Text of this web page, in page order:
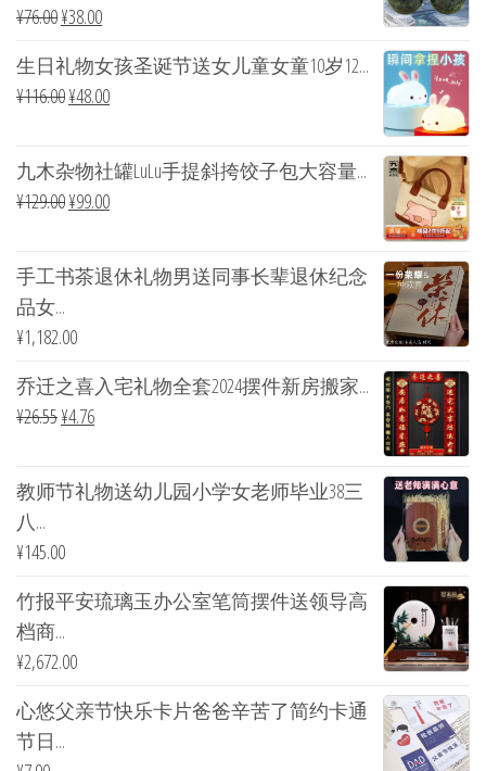
¥76.00¥38.00
生日礼物女孩圣诞节送女儿童女童10岁12...
¥116.00¥48.00
九木杂物社罐LuLu手提斜挎饺子包大容量...
¥129.00¥99.00
手工书茶退休礼物男送同事长辈退休纪念
品女...
¥1,182.00
乔迁之喜入宅礼物全套2024摆件新房搬家...
¥26.55¥4.76
教师节礼物送幼儿园小学女老师毕业38三
八...
¥145.00
竹报平安琉璃玉办公室笔筒摆件送领导高
档商...
¥2,672.00
心悠父亲节快乐卡片爸爸辛苦了简约卡通
节日...